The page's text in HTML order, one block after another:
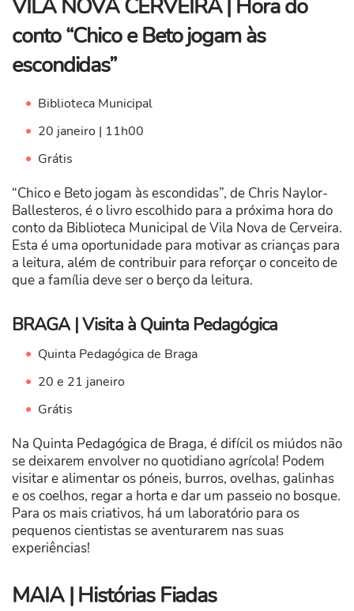
VILA NOVA CERVEIRA | Hora do
conto “Chico e Beto jogam às
escondidas”
Biblioteca Municipal
20 janeiro | 11h00
Grátis
“Chico e Beto jogam às escondidas”, de Chris Naylor-
Ballesteros, é o livro escolhido para a próxima hora do
conto da Biblioteca Municipal de Vila Nova de Cerveira.
Esta é uma oportunidade para motivar as crianças para
a leitura, além de contribuir para reforçar o conceito de
que a família deve ser o berço da leitura.
BRAGA | Visita à Quinta Pedagógica
Quinta Pedagógica de Braga
20 e 21 janeiro
Grátis
Na Quinta Pedagógica de Braga, é difícil os miúdos não
se deixarem envolver no quotidiano agrícola! Podem
visitar e alimentar os póneis, burros, ovelhas, galinhas
e os coelhos, regar a horta e dar um passeio no bosque.
Para os mais criativos, há um laboratório para os
pequenos cientistas se aventurarem nas suas
experiências!
MAIA | Histórias Fiadas